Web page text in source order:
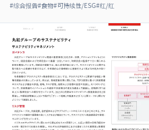
#综合报告#食物#可持续性/ESG#红/红